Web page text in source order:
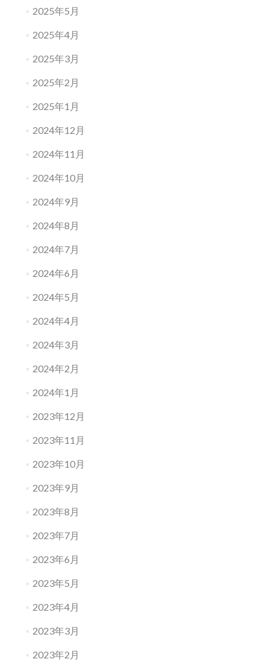
2025年5月
2025年4月
2025年3月
2025年2月
2025年1月
2024年12月
2024年11月
2024年10月
2024年9月
2024年8月
2024年7月
2024年6月
2024年5月
2024年4月
2024年3月
2024年2月
2024年1月
2023年12月
2023年11月
2023年10月
2023年9月
2023年8月
2023年7月
2023年6月
2023年5月
2023年4月
2023年3月
2023年2月